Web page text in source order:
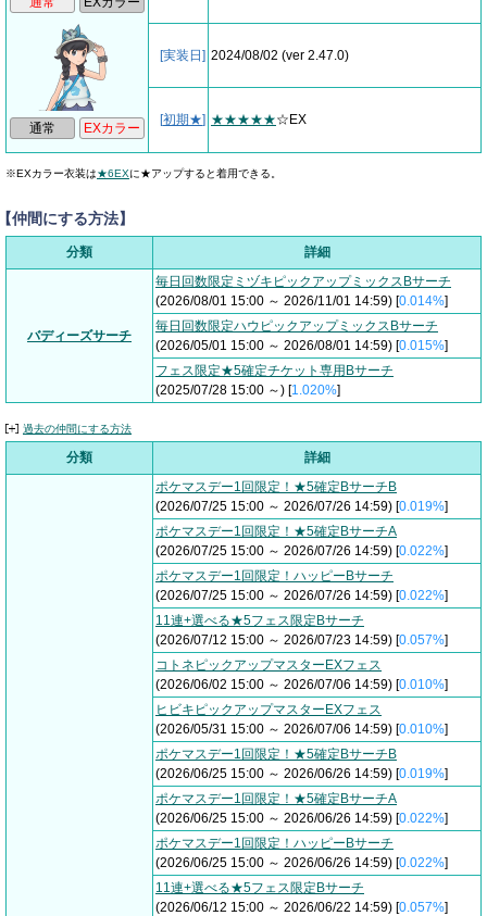
[実装日] 2024/08/02 (ver 2.47.0)
[初期★] ★★★★★☆EX
※EXカラー衣装は★6EXに★アップすると着用できる。
仲間にする方法】
分類 詳細
バディーズサーチ
毎日回数限定ミヅキピックアップミックスBサーチ
(2026/08/01 15:00 ～ 2026/11/01 14:59) [0.014%]
毎日回数限定ハウピックアップミックスBサーチ
(2026/05/01 15:00 ～ 2026/08/01 14:59) [0.015%]
フェス限定★5確定チケット専用Bサーチ
(2025/07/28 15:00 ～) [1.020%]
過去の仲間にする方法
分類 詳細
ポケマスデー1回限定！★5確定BサーチB
(2026/07/25 15:00 ～ 2026/07/26 14:59) [0.019%]
ポケマスデー1回限定！★5確定BサーチA
(2026/07/25 15:00 ～ 2026/07/26 14:59) [0.022%]
ポケマスデー1回限定！ハッピーBサーチ
(2026/07/25 15:00 ～ 2026/07/26 14:59) [0.022%]
11連+選べる★5フェス限定Bサーチ
(2026/07/12 15:00 ～ 2026/07/23 14:59) [0.057%]
コトネピックアップマスターEXフェス
(2026/06/02 15:00 ～ 2026/07/06 14:59) [0.010%]
ヒビキピックアップマスターEXフェス
(2026/05/31 15:00 ～ 2026/07/06 14:59) [0.010%]
ポケマスデー1回限定！★5確定BサーチB
(2026/06/25 15:00 ～ 2026/06/26 14:59) [0.019%]
ポケマスデー1回限定！★5確定BサーチA
(2026/06/25 15:00 ～ 2026/06/26 14:59) [0.022%]
ポケマスデー1回限定！ハッピーBサーチ
(2026/06/25 15:00 ～ 2026/06/26 14:59) [0.022%]
11連+選べる★5フェス限定Bサーチ
(2026/06/12 15:00 ～ 2026/06/22 14:59) [0.057%]